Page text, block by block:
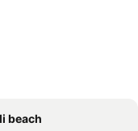
beach